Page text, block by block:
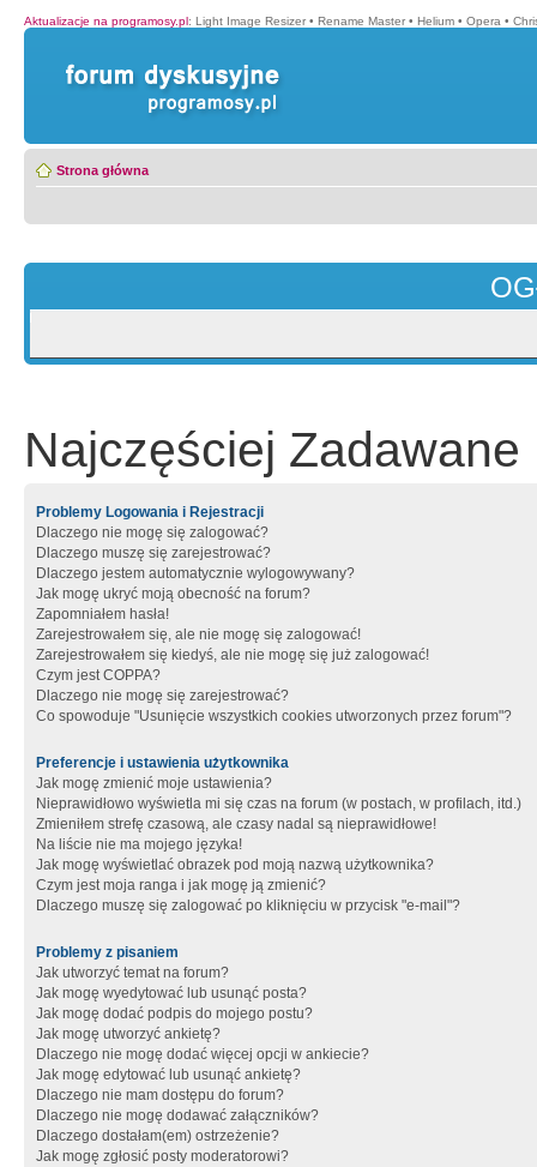
Aktualizacje na programosy.pl: Light Image Resizer • Rename Master • Helium • Opera •
Strona główna
Najczęściej Zadawane
Problemy Logowania i Rejestracji
Dlaczego nie mogę się zalogować?
Dlaczego muszę się zarejestrować?
Dlaczego jestem automatycznie wylogowywany?
Jak mogę ukryć moją obecność na forum?
Zapomniałem hasła!
Zarejestrowałem się, ale nie mogę się zalogować!
Zarejestrowałem się kiedyś, ale nie mogę się już zalogować!
Czym jest COPPA?
Dlaczego nie mogę się zarejestrować?
Co spowoduje "Usunięcie wszystkich cookies utworzonych przez forum"?
Preferencje i ustawienia użytkownika
Jak mogę zmienić moje ustawienia?
Nieprawidłowo wyświetla mi się czas na forum (w postach, w profilach, itd.)
Zmieniłem strefę czasową, ale czasy nadal są nieprawidłowe!
Na liście nie ma mojego języka!
Jak mogę wyświetlać obrazek pod moją nazwą użytkownika?
Czym jest moja ranga i jak mogę ją zmienić?
Dlaczego muszę się zalogować po kliknięciu w przycisk "e-mail"?
Problemy z pisaniem
Jak utworzyć temat na forum?
Jak mogę wyedytować lub usunąć posta?
Jak mogę dodać podpis do mojego postu?
Jak mogę utworzyć ankietę?
Dlaczego nie mogę dodać więcej opcji w ankiecie?
Jak mogę edytować lub usunąć ankietę?
Dlaczego nie mam dostępu do forum?
Dlaczego nie mogę dodawać załączników?
Dlaczego dostałam(em) ostrzeżenie?
Jak mogę zgłosić posty moderatorowi?